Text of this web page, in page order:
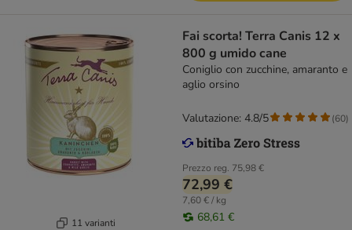
11 varianti
Fai scorta! Terra Canis 12 x
800 g umido cane
Coniglio con zucchine, amaranto e
aglio orsino
Prezzo reg. 75,98 €
72,99 €
7,60 € / kg
68,61 €
Valutazione: 4.8/5 (60)